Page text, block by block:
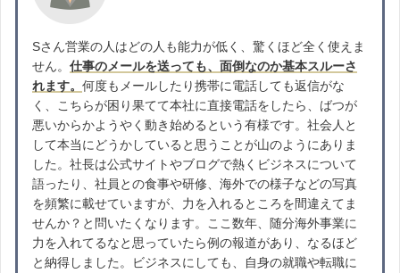
Sさん営業の人はどの人も能力が低く、驚くほど全く使えま
せん。 仕事のメールを送っても、面倒なのか基本スルーさ
れます。 何度もメールしたり携帯に電話しても返信がな
く、こちらが困り果てて本社に直接電話をしたら、ばつが
悪いからかようやく動き始めるという有様です。社会人と
して本当にどうかしていると思うことが山のようにありま
した。社長は公式サイトやブログで熱くビジネスについて
語ったり、社員との食事や研修、海外での様子などの写真
を頻繁に載せていますが、力を入れるところを間違えてま
せんか？と問いたくなります。ここ数年、随分海外事業に
力を入れてるなと思っていたら例の報道があり、なるほど
と納得しました。ビジネスにしても、自身の就職や転職に